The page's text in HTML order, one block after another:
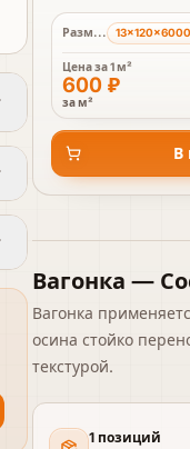
Размер
Цена за1 м²
600 ₽
за м²
В
Вагонка —
Вагонка
осина стойко
текстурой.
1 позиций